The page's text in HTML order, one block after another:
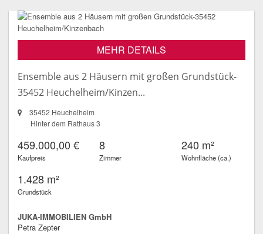
MEHR DETAILS
Ensemble aus 2 Häusern mit großen Grundstück-
35452 Heuchelheim/Kinzen...
35452 Heuchelheim
Hinter dem Rathaus 3
459.000,00 €
Kaufpreis
8
Zimmer
240 m²
Wohnfläche (ca.)
1.428 m²
Grundstück
JUKA-IMMOBILIEN GmbH
Petra Zepter